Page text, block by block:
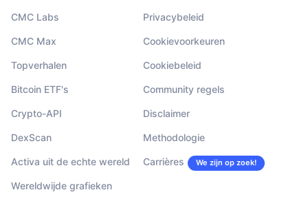
CMC Labs
CMC Max
Topverhalen
Bitcoin ETF's
Crypto-API
DexScan
Activa uit de echte wereld
Wereldwijde grafieken
Privacybeleid
Cookievoorkeuren
Cookiebeleid
Community regels
Disclaimer
Methodologie
Carrières We zijn op zoek!